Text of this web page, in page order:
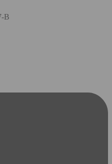
B